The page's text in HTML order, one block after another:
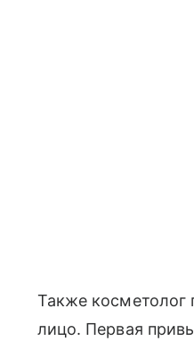
Также косметолог
лицо. Первая